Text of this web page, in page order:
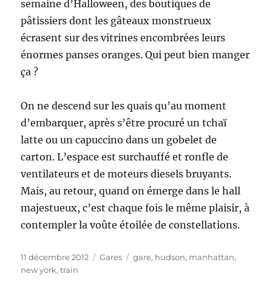
semaine d’Halloween, des boutiques de
pâtissiers dont les gâteaux monstrueux
écrasent sur des vitrines encombrées leurs
énormes panses oranges. Qui peut bien manger
ça ?
On ne descend sur les quais qu’au moment
d’embarquer, après s’être procuré un tchaï
latte ou un capuccino dans un gobelet de
carton. L’espace est surchauffé et ronfle de
ventilateurs et de moteurs diesels bruyants.
Mais, au retour, quand on émerge dans le hall
majestueux, c’est chaque fois le même plaisir, à
contempler la voûte étoilée de constellations.
Publié
le
11 décembre 2012 Catégories
Gares Étiquettes
gare, hudson, manhattan,
new york,train